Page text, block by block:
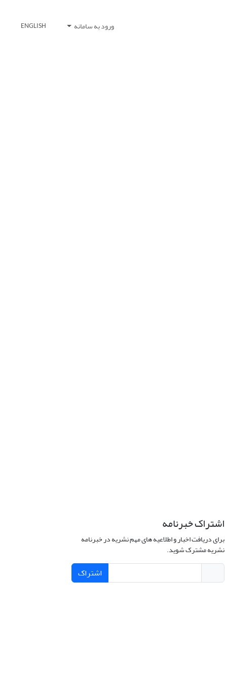
ورود به سامانه ENGLISH
اشتراک خبرنامه
برای دریافت اخبار و اطلاعیه های مهم نشریه در خبرنامه
نشریه مشترک شوید.
اشتراک